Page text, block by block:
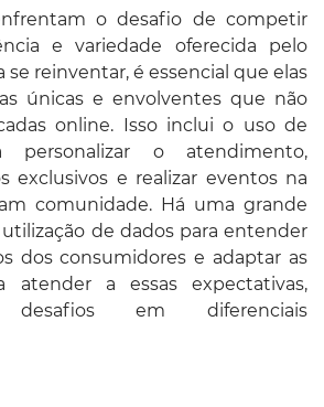
o desafio de competir
e variedade oferecida pelo
se reinventar, é essencial que elas
únicas e envolventes que não
online. Isso inclui o uso de
personalizar o atendimento,
exclusivos e realizar eventos na
comunidade. Há uma grande
de dados para entender
dos consumidores e adaptar as
atender a essas expectativas,
desafios em diferenciais